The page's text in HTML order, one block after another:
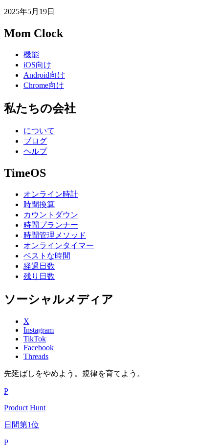
2025年5月19日
Mom Clock
機能
iOS向け
Android向け
Chrome向け
私たちの会社
について
ブログ
ヘルプ
TimeOS
オンライン時計
時間換算
カウントダウン
時間プランナー
時間管理メソッド
オンラインタイマー
ベストな時間
経過日数
残り日数
ソーシャルメディア
X
Instagram
TikTok
Facebook
Threads
先延ばしをやめよう。規律を育てよう。
P
Product Hunt
日間第1位
P